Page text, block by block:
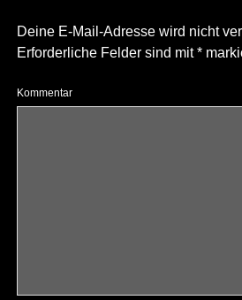
Deine E-Mail-Adresse wird nicht
Erforderliche Felder sind mit*
Kommentar